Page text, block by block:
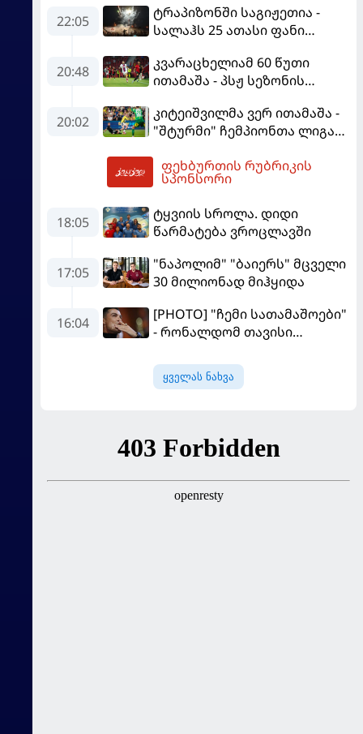
22:05
ტრაპიზონში საგიჟეთია -
სალაჰს 25 ათასი ფანი
20:48
კვარაცხელიამ 60 წუთი
ითამაშა - პსჟ სეზონის
"მალიორკასთან"
დამარცხდა
20:02
კიტეიშვილმა ვერ ითამაშა -
"შტურმი" ჩემპიონთა ლიგაზე
დამარცხდა
ფეხბურთის რუბრიკის
სპონსორი
18:05
ტყვიის სროლა. დიდი
წარმატება ვროცლავში
17:05
"ნაპოლიმ" "ბაიერს" მცველი
30 მილიონად მიჰყიდა
16:04
[PHOTO] "ჩემი სათამაშოები"
- რონალდომ თავისი
ყველას ნახვა